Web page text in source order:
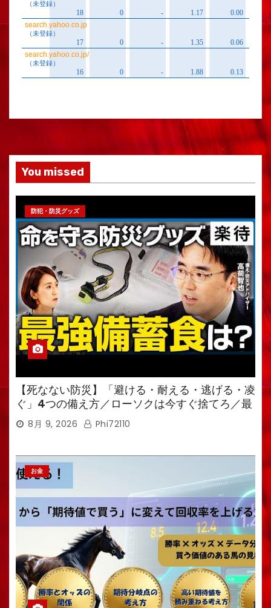
You missed
防犯・防災グッズ
【死なない防災】「避ける・耐える・逃げる・凌
ぐ」4つの備え方／ローソクは今すぐ捨てろ／最
強備蓄食は「羊羹」／トイレ備蓄がなければ食料
も無意味
8月 9, 2026 Phi72110
お金